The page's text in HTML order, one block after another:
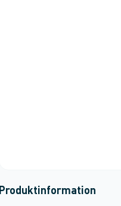
Produktinformation